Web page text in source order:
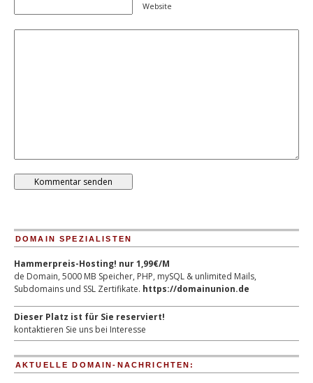
Website
DOMAIN SPEZIALISTEN
Hammerpreis-Hosting! nur 1,99€/M
de Domain, 5000 MB Speicher, PHP, mySQL & unlimited Mails,
Subdomains und SSL Zertifikate. https://domainunion.de
Dieser Platz ist für Sie reserviert!
kontaktieren Sie uns bei Interesse
AKTUELLE DOMAIN-NACHRICHTEN: